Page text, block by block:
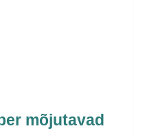
mõjutavad